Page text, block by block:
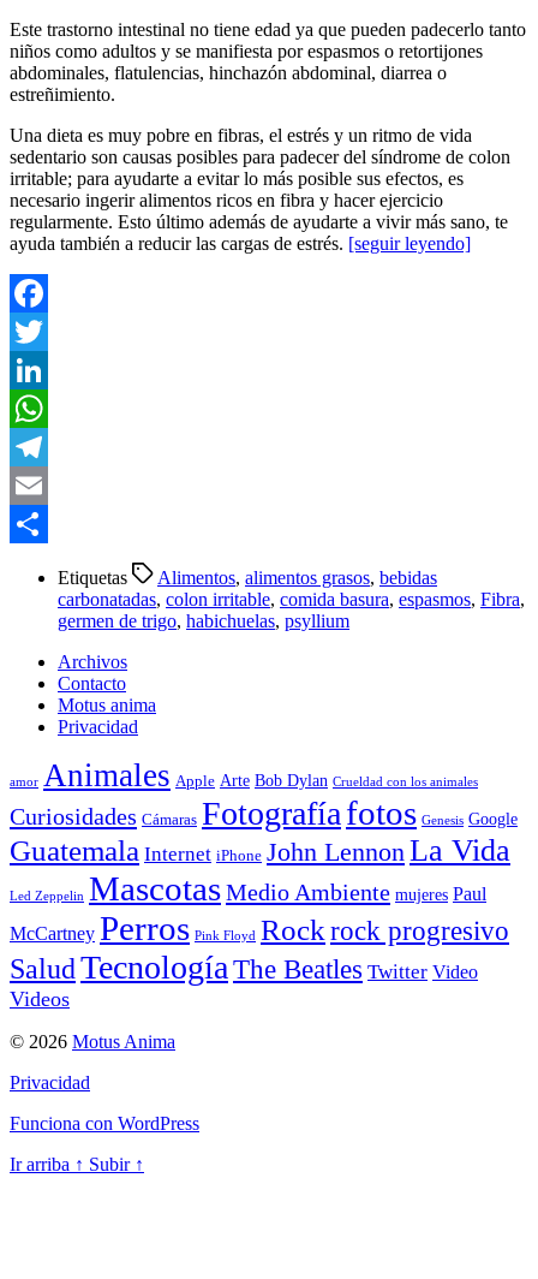
Este trastorno intestinal no tiene edad ya que pueden padecerlo tanto
niños como adultos y se manifiesta por espasmos o retortijones
abdominales, flatulencias, hinchazón abdominal, diarrea o
estreñimiento.
Una dieta es muy pobre en fibras, el estrés y un ritmo de vida
sedentario son causas posibles para padecer del síndrome de colon
irritable; para ayudarte a evitar lo más posible sus efectos, es
necesario ingerir alimentos ricos en fibra y hacer ejercicio
regularmente. Esto último además de ayudarte a vivir más sano, te
ayuda también a reducir las cargas de estrés. [seguir leyendo]
Facebook
Twitter
LinkedIn
WhatsApp
Telegram
Email
Etiquetas Alimentos, alimentos grasos, bebidas
carbonatadas, colon irritable, comida basura, espasmos, Fibra,
germen de trigo, habichuelas, psyllium
Archivos
Contacto
Motus anima
Privacidad
amor Animales Apple Arte Bob Dylan Crueldad con los animales
Curiosidades Cámaras Fotografíafotos Genesis Google
Guatemala Internet iPhone John Lennon La Vida
Led Zeppelin MascotasMedio Ambiente mujeres Paul
McCartney Perros Pink Floyd Rock rock progresivo
SaludTecnología The Beatles Twitter Video
Videos
© 2026 Motus Anima
Privacidad
Funciona con WordPress
Ir arriba ↑ Subir ↑